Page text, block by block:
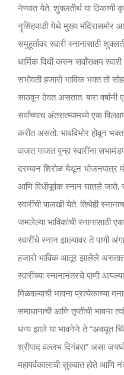
नेण्यात येते. शुक्लतीर्थ या ठिकाणी
नॄसिंहवाडी येथे मुख्य मंदिरासमोर
समुहूर्तावर स्वारी स्नानासाठी
धार्मिक विधी करुन सर्वांसक्षम
सभोवती हजारो भाविक भक्त तो
साठवून ठेवत असतात. बारा वर्षांनी
सर्वांच्याच अंतरात्म्यामध्ये एक
करीत असतो. भावविभोर होवून
वाजत गाजत पुन्हा स्वारींना
दरम्यान शिरोळ येथून भोजनपात्र
आणि विधीपूर्वक स्नान घातले जाते.
स्वारींची पालखी येते. तिथेही
जमलेल्या भाविकांची स्नानासाठी
स्वारींचे स्नान झाल्यावर ते पाणी
हजारो भाविक आतूर झालेले असतात.
स्वारींच्या स्नानानंतरचे पाणी
मिळवल्याची भावना प्रत्येकाच्या
समाधानाची आणि तृप्तीची भावना
धन्य झाले या भावनेने ते “अवधूत
श्रीपाद वल्लभ दिगंबरा” असा
महापर्वकालाची सुरुवात होते आणि